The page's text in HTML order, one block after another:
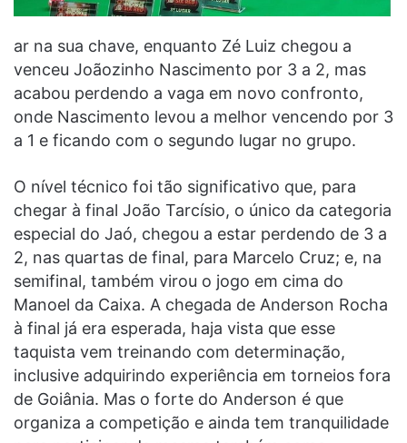
ar na sua chave, enquanto Zé Luiz chegou a
venceu Joãozinho Nascimento por 3 a 2, mas
acabou perdendo a vaga em novo confronto,
onde Nascimento levou a melhor vencendo por 3
a 1 e ficando com o segundo lugar no grupo.
O nível técnico foi tão significativo que, para
chegar à final João Tarcísio, o único da categoria
especial do Jaó, chegou a estar perdendo de 3 a
2, nas quartas de final, para Marcelo Cruz; e, na
semifinal, também virou o jogo em cima do
Manoel da Caixa. A chegada de Anderson Rocha
à final já era esperada, haja vista que esse
taquista vem treinando com determinação,
inclusive adquirindo experiência em torneios fora
de Goiânia. Mas o forte do Anderson é que
organiza a competição e ainda tem tranquilidade